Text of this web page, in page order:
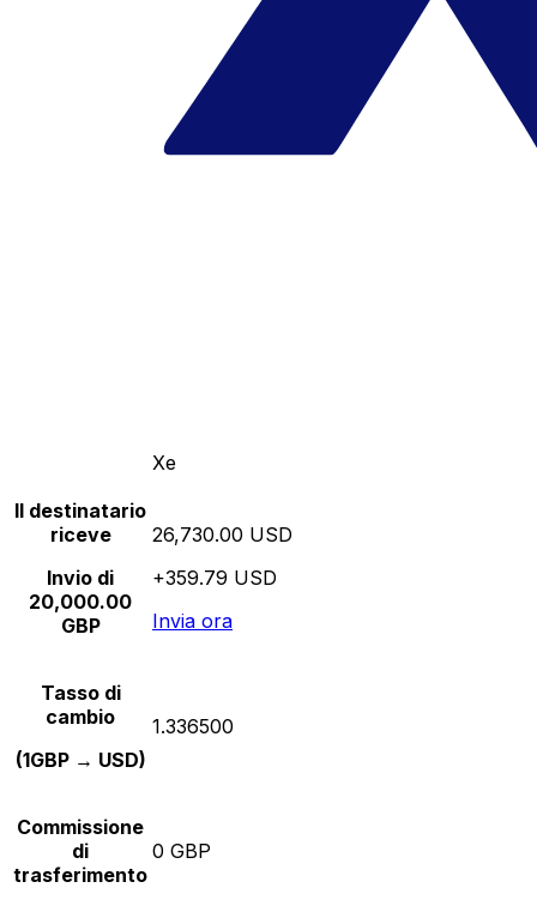
Xe
Il destinatario
riceve
Invio di
20,000.00
GBP
26,730.00 USD
+359.79 USD
Invia ora
Tasso di
cambio
(1GBP → USD)
1.336500
Commissione
di
trasferimento
0 GBP